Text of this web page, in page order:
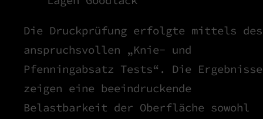
Die Druckprüfung erfolgte mittels des
anspruchsvollen „Knie- und
Pfenningabsatz Tests“. Die Ergebnisse
zeigen eine beeindruckende
Belastbarkeit der Oberfläche sowohl